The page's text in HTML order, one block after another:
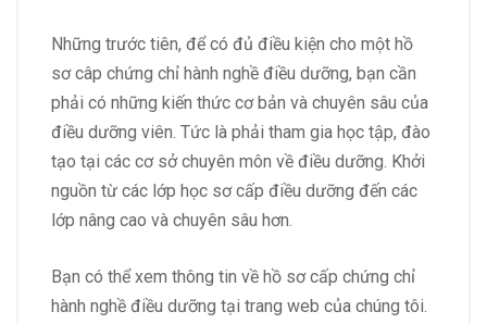
Những trước tiên, để có đủ điều kiện cho một hồ
sơ câp chứng chỉ hành nghề điều dưỡng, bạn cần
phải có những kiến thức cơ bản và chuyên sâu của
điều dưỡng viên. Tức là phải tham gia học tập, đào
tạo tại các cơ sở chuyên môn về điều dưỡng. Khởi
nguồn từ các lớp học sơ cấp điều dưỡng đến các
lớp nâng cao và chuyên sâu hơn.
Bạn có thể xem thông tin về hồ sơ cấp chứng chỉ
hành nghề điều dưỡng tại trang web của chúng tôi.